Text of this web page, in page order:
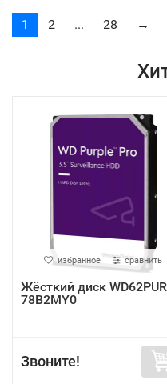
1 2 ... 28 →
избранное сравнить
Жёсткий диск
78B2MY0
Звоните!